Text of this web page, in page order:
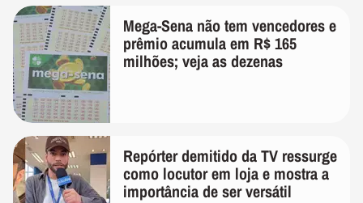
Mega-Sena não tem vencedores e
prêmio acumula em R$ 165
milhões; veja as dezenas
Repórter demitido da TV ressurge
como locutor em loja e mostra a
importância de ser versátil